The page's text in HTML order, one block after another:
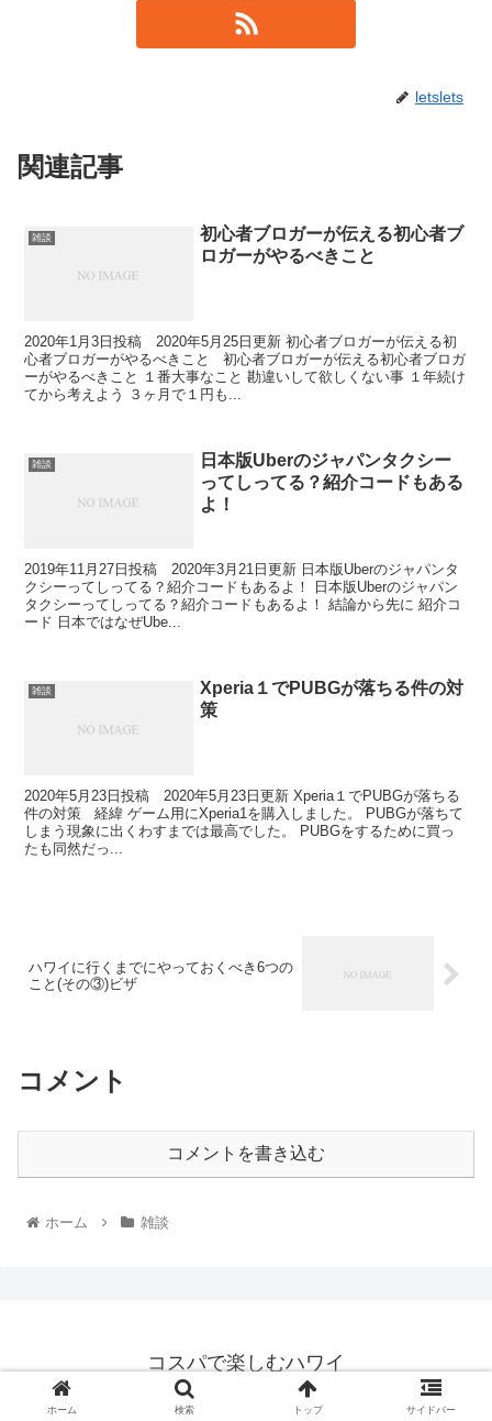
letslets
関連記事
雑談
初心者ブロガーが伝える初心者ブ
ロガーがやるべきこと
2020年1月3日投稿 2020年5月25日更新 初心者ブロガーが伝える初
心者ブロガーがやるべきこと 初心者ブロガーが伝える初心者ブロガ
ーがやるべきこと １番大事なこと 勘違いして欲しくない事 １年続け
てから考えよう ３ヶ月で１円も...
雑談
日本版Uberのジャパンタクシー
ってしってる？紹介コードもある
よ！
2019年11月27日投稿 2020年3月21日更新 日本版Uberのジャパンタ
クシーってしってる？紹介コードもあるよ！ 日本版Uberのジャパン
タクシーってしってる？紹介コードもあるよ！ 結論から先に 紹介コ
ード 日本ではなぜUbe...
雑談
Xperia１でPUBGが落ちる件の対
策
2020年5月23日投稿 2020年5月23日更新 Xperia１でPUBGが落ちる
件の対策 経緯 ゲーム用にXperia1を購入しました。 PUBGが落ちて
しまう現象に出くわすまでは最高でした。 PUBGをするために買っ
たも同然だっ...
ハワイに行くまでにやっておくべき6つの
こと(その③)ビザ
コメント
コメントを書き込む
ホーム 雑談
コスパで楽しむハワイ
© 2019 コスパで楽しむハワイ.
ホーム 検索 トップ サイドバー